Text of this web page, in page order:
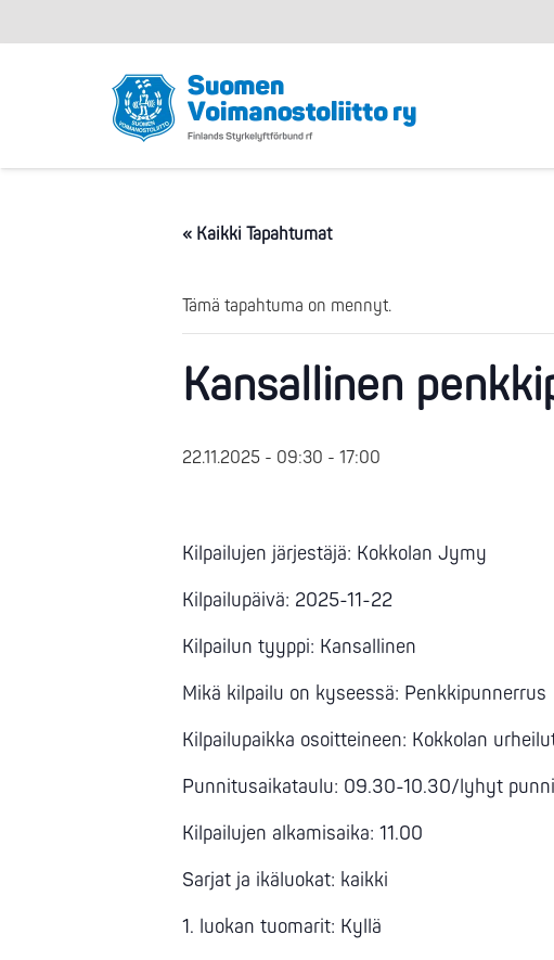
« Kaikki Tapahtumat
Tämä tapahtuma on mennyt.
Kansallinen
22.11.2025 - 09:30 - 17:00
Kilpailujen järjestäjä: Kokkolan Jymy
Kilpailupäivä: 2025-11-22
Kilpailun tyyppi: Kansallinen
Mikä kilpailu on kyseessä: Penkkipunnerrus
Kilpailupaikka osoitteineen: Kokkolan
Punnitusaikataulu: 09.30-10.30/lyhyt
Kilpailujen alkamisaika: 11.00
Sarjat ja ikäluokat: kaikki
1. luokan tuomarit: Kyllä